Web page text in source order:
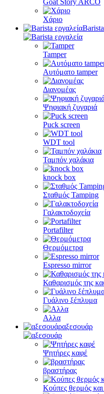
Goat Story ARCO
Χάριο
Tamper
Αυτόματο tamper
Διανομέας
Ψηφιακή ζυγαριά
Puck screen
WDT tool
Ταμπόν χαλάκια
knock box
Σταθμός Tamping
Γαλακτοδοχεία
Portafilter
Θερμόμετρα
Espresso mirror
Καθαρισμός της
Γυάλινο ξέπλυμα
Αλλα
αξεσουάρ
Ψητήρες καφέ
βραστήρας
Κούπες θερμός